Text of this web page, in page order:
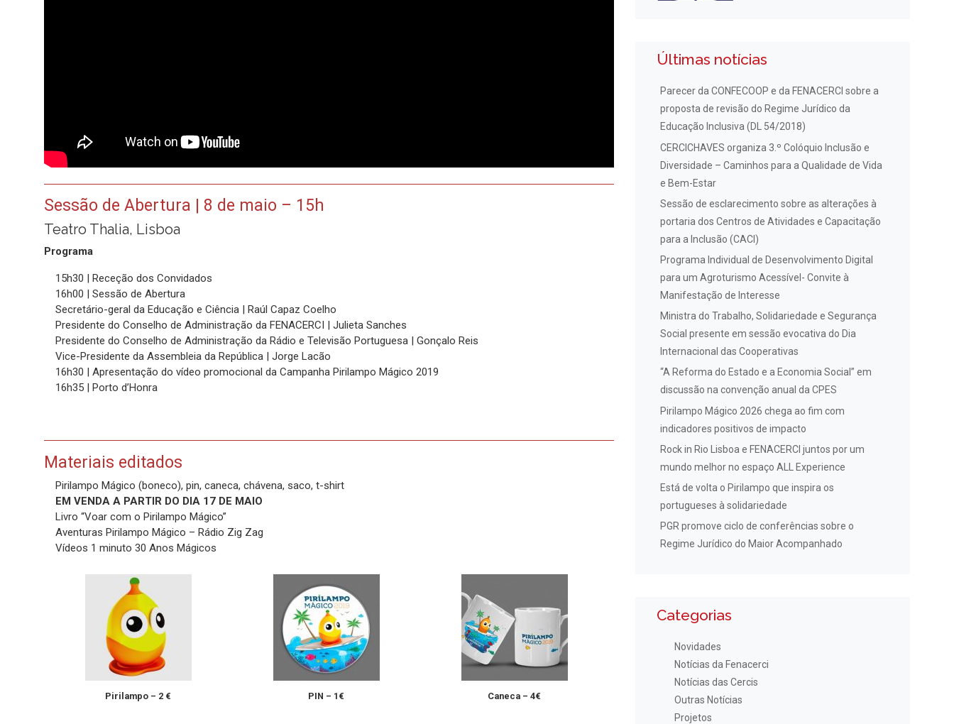
Sessão de Abertura | 8 de maio – 15h
Teatro Thalia, Lisboa
Programa
15h30 | Receção dos Convidados
16h00 | Sessão de Abertura
Secretário-geral da Educação e Ciência | Raúl Capaz Coelho
Presidente do Conselho de Administração da FENACERCI | Julieta Sanches
Presidente do Conselho de Administração da Rádio e Televisão Portuguesa | Gonçalo Reis
Vice-Presidente da Assembleia da República | Jorge Lacão
16h30 | Apresentação do vídeo promocional da Campanha Pirilampo Mágico 2019
16h35 | Porto d’Honra
Materiais editados
Pirilampo Mágico (boneco), pin, caneca, chávena, saco, t-shirt
EM VENDA A PARTIR DO DIA 17 DE MAIO
Livro “Voar com o Pirilampo Mágico”
Aventuras Pirilampo Mágico – Rádio Zig Zag
Vídeos 1 minuto 30 Anos Mágicos
Pirilampo – 2 € PIN – 1€ Caneca – 4€
Últimas notícias
Parecer da CONFECOOP e da FENACERCI sobre a
proposta de revisão do Regime Jurídico da
Educação Inclusiva (DL 54/2018)
CERCICHAVES organiza 3.º Colóquio Inclusão e
Diversidade – Caminhos para a Qualidade de Vida
e Bem-Estar
Sessão de esclarecimento sobre as alterações à
portaria dos Centros de Atividades e Capacitação
para a Inclusão (CACI)
Programa Individual de Desenvolvimento Digital
para um Agroturismo Acessível- Convite à
Manifestação de Interesse
Ministra do Trabalho, Solidariedade e Segurança
Social presente em sessão evocativa do Dia
Internacional das Cooperativas
“A Reforma do Estado e a Economia Social” em
discussão na convenção anual da CPES
Pirilampo Mágico 2026 chega ao fim com
indicadores positivos de impacto
Rock in Rio Lisboa e FENACERCI juntos por um
mundo melhor no espaço ALL Experience
Está de volta o Pirilampo que inspira os
portugueses à solidariedade
PGR promove ciclo de conferências sobre o
Regime Jurídico do Maior Acompanhado
Categorias
Novidades
Notícias da Fenacerci
Notícias das Cercis
Outras Notícias
Projetos